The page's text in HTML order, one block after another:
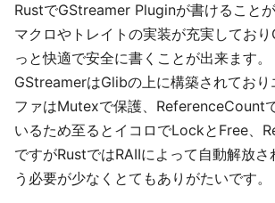
RustでGStreamer Pluginが書けることが
マクロやトレイトの実装が充実してお
っと快適で安全に書くことが出来ます。
GStreamerはGlibの上に構築されており
ファはMutexで保護、ReferenceCount
いるため至るとイコロでLockとFree、
ですがRustではRAIIによって自動解放
う必要が少なくとてもありがたいです。